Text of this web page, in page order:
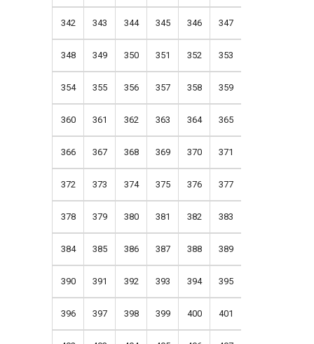
342 343 344 345 346 347
348 349 350 351 352 353
354 355 356 357 358 359
360 361 362 363 364 365
366 367 368 369 370 371
372 373 374 375 376 377
378 379 380 381 382 383
384 385 386 387 388 389
390 391 392 393 394 395
396 397 398 399 400 401